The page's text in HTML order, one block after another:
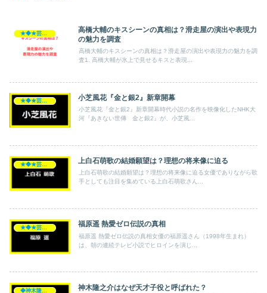
高橋大輔のキスシーンの真相は？滑走屋の演出や表現力
の魅力を調査
高橋大輔のキスシーンの真相は？滑走屋の演出や表現力の魅力を調
査1. 高橋大輔が氷上で見せるキスと表現...
★◆★芸能人★◆★ 小芝風花『金と銀2』新章開幕
小芝風花『金と銀2』新章開幕時代小説の名作を映像化したNHK大
河『あきない世傳 金と銀2』が、小芝風...
上白石萌歌の結婚願望は？理想の将来像に迫る
上白石萌歌の結婚願望は？理想の将来像に迫る女優でありながら歌
手としても注目を集めている上白石萌歌さん...
福原遥 熱愛ゼロ伝説の真相
福原遥 熱愛ゼロ伝説の真相女優の福原遥さん（1998年生まれ）
は、朝の連続テレビ小説でヒロインを演じ...
神木隆之介はなぜ天才子役と呼ばれた？